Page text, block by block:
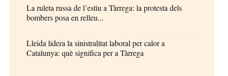
La ruleta russa de l’estiu a Tàrrega: la protesta dels
bombers posa en relleu...
Lleida lidera la sinistralitat laboral per calor a
Catalunya: què significa per a Tàrrega